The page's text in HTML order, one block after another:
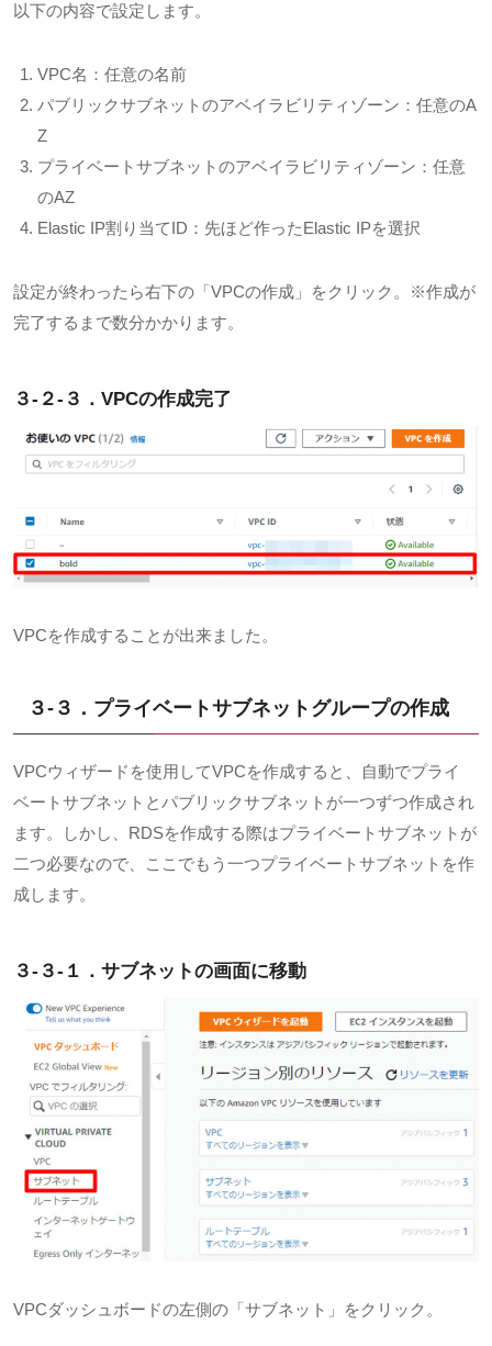
以下の内容で設定します。
VPC名：任意の名前
パブリックサブネットのアベイラビリティゾーン：任意のA
Z
プライベートサブネットのアベイラビリティゾーン：任意
のAZ
Elastic IP割り当てID ：先ほど作ったElastic IPを選択
設定が終わったら右下の「VPCの作成」をクリック。 ※作成が
完了するまで数分かかります。
３-２-３．VPCの作成完了
VPCを作成することが出来ました。
３-３．プライベートサブネットグループの作成
VPCウィザードを使用してVPCを作成すると、自動でプライ
ベートサブネットとパブリックサブネットが一つずつ作成され
ます。しかし、 RDSを作成する際はプライベートサブネットが
二つ必要なので、ここでもう一つプライベートサブネットを作
成します。
３-３-１． サブネットの画面に移動
VPCダッシュボードの左側の「サブネット」をクリック。